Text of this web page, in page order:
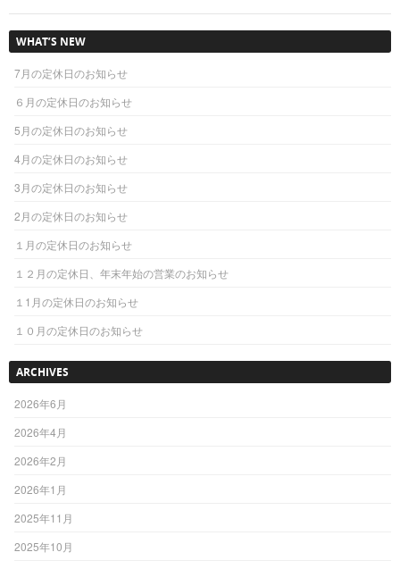
WHAT’S NEW
7月の定休日のお知らせ
６月の定休日のお知らせ
5月の定休日のお知らせ
4月の定休日のお知らせ
3月の定休日のお知らせ
2月の定休日のお知らせ
１月の定休日のお知らせ
１２月の定休日、年末年始の営業のお知らせ
１1月の定休日のお知らせ
１０月の定休日のお知らせ
ARCHIVES
2026年6月
2026年4月
2026年2月
2026年1月
2025年11月
2025年10月